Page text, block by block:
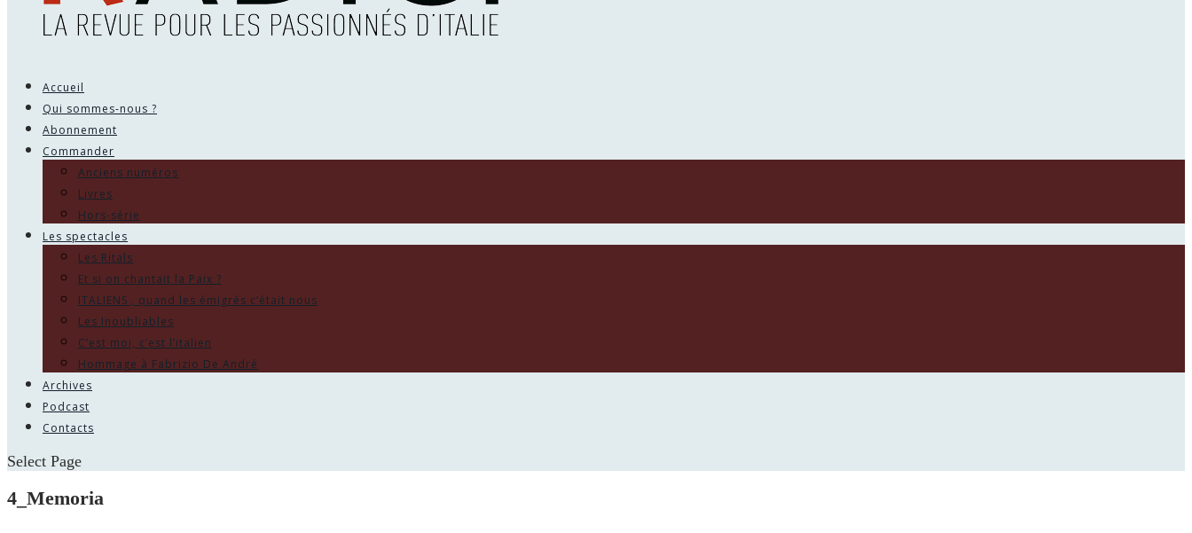
Accueil
Qui sommes-nous ?
Abonnement
Commander
Anciens numéros
Livres
Hors-série
Les spectacles
Les Ritals
Et si on chantait la Paix ?
ITALIENS , quand les émigrés c’était nous
Les Inoubliables
C’est moi, c’est l’italien
Hommage à Fabrizio De André
Archives
Podcast
Contacts
Select Page
4_Memoria